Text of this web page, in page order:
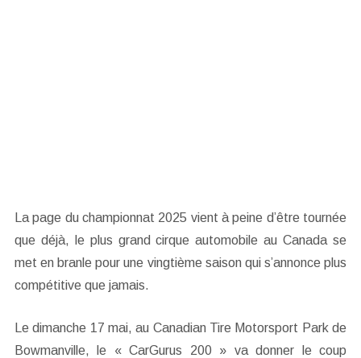
La page du championnat 2025 vient à peine d’être tournée
que déjà, le plus grand cirque automobile au Canada se
met en branle pour une vingtième saison qui s’annonce plus
compétitive que jamais.
Le dimanche 17 mai, au Canadian Tire Motorsport Park de
Bowmanville, le « CarGurus 200 » va donner le coup